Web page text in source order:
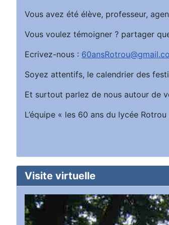
Vous avez été élève, professeur,
Vous voulez témoigner ? partager
Ecrivez-nous :
Soyez attentifs, le calendrier des
Et surtout parlez de nous autour de
L’équipe « les 60 ans du lycée Rotrou
Visite virtuelle